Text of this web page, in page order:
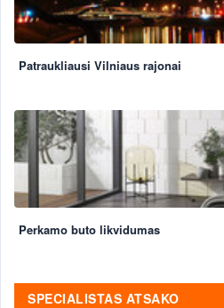
Patraukliausi Vilniaus rajonai
Perkamo buto likvidumas
SPECIALISTAS ATSAKO